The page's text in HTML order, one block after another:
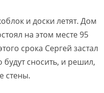
и доски летят. Дом
на этом месте 95
срока Сергей застал
будут сносить, и решил,
стены.